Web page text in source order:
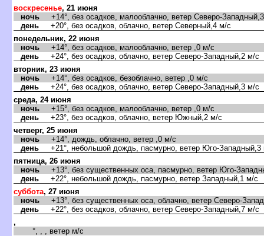
оскресенье, 21 июня
ночь +14°, без осадков, малооблачно, ветер Северо-
день +20°, без осадков, облачно, ветер Северный,4 м/с
понедельник, 22 июня
ночь +14°, без осадков, малооблачно, ветер ,0 м/с
день +24°, без осадков, облачно, ветер Северо-Западный,2 м/с
торник, 23 июня
ночь +14°, без осадков, безоблачно, ветер ,0 м/с
день +24°, без осадков, облачно, ветер Северо-Западный,3 м/с
среда, 24 июня
ночь +15°, без осадков, малооблачно, ветер ,0 м/с
день +23°, без осадков, облачно, ветер Южный,2 м/с
четверг, 25 июня
ночь +14°, дождь, облачно, ветер ,0 м/с
день +21°, небольшой дождь, пасмурно, ветер Юго-Западный,3
пятница, 26 июня
ночь +13°, без существенных оса, пасмурно, ветер Юго-
день +22°, небольшой дождь, пасмурно, ветер Западный,1 м/с
суббота, 27 июня
ночь +13°, без существенных оса, облачно, ветер Северо-
день +22°, без осадков, облачно, ветер Северо-Западный,7 м/с
,
°, , , ветер м/с